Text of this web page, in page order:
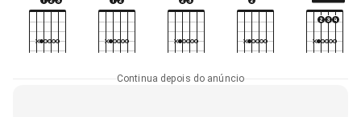
Continua depois do anúncio